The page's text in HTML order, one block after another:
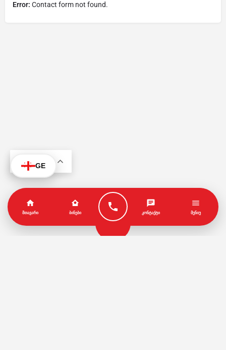
Error: Contact form not found.
GE
ᲛᲗᲐᲕᲐᲠᲘ ᲑᲘᲜᲔᲑᲘ ᲙᲝᲜᲢᲐᲥᲢᲘ ᲛᲔᲜᲘᲣ
KA